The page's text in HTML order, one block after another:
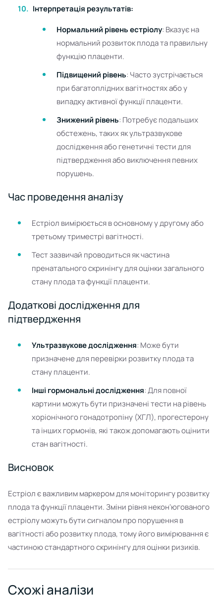
Інтерпретація результатів:
Нормальний рівень естріолу: Вказує на
нормальний розвиток плода та правильну
функцію плаценти.
Підвищений рівень: Часто зустрічається
при багатоплідних вагітностях або у
випадку активної функції плаценти.
Знижений рівень: Потребує подальших
обстежень, таких як ультразвукове
дослідження або генетичні тести для
підтвердження або виключення певних
порушень.
Час проведення аналізу
Естріол вимірюється в основному у другому або
третьому триместрі вагітності.
Тест зазвичай проводиться як частина
пренатального скринінгу для оцінки загального
стану плода та функції плаценти.
Додаткові дослідження для
підтвердження
Ультразвукове дослідження: Може бути
призначене для перевірки розвитку плода та
стану плаценти.
Інші гормональні дослідження: Для повної
картини можуть бути призначені тести на рівень
хоріонічного гонадотропіну (ХГЛ), прогестерону
та інших гормонів, які також допомагають оцінити
стан вагітності.
Висновок
Естріол є важливим маркером для моніторингу розвитку
плода та функції плаценти. Зміни рівня некон'югованого
естріолу можуть бути сигналом про порушення в
вагітності або розвитку плода, тому його вимірювання є
частиною стандартного скринінгу для оцінки ризиків.
Схожі аналізи